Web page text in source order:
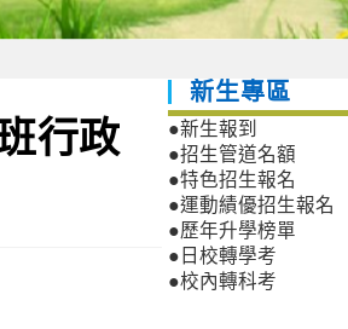
行政
新生專區
●新生報到
●招生管道名額
●特色招生報名
●運動績優招生報名
●歷年升學榜單
●日校轉學考
●校內轉科考